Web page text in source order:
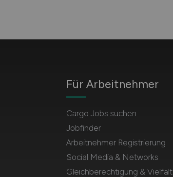
Für Arbeitnehmer
Cargo Jobs suchen
Jobfinder
Arbeitnehmer Registrierung
Social Media & Networks
Gleichberechtigung & Vielfalt